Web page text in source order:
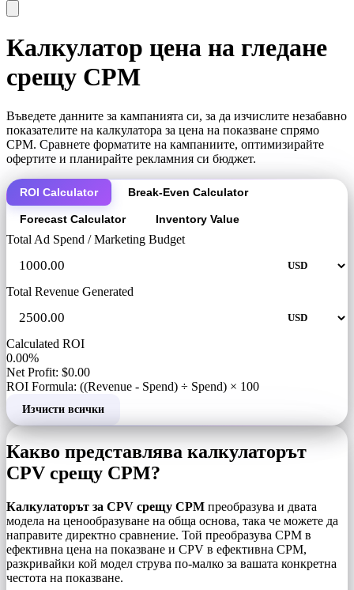
Калкулатор цена на гледане
срещу CPM
Въведете данните за кампанията си, за да изчислите незабавно
показателите на калкулатора за цена на показване спрямо
CPM. Сравнете форматите на кампаниите, оптимизирайте
офертите и планирайте рекламния си бюджет.
ROI Calculator Break-Even Calculator
Forecast Calculator Inventory Value
Total Ad Spend / Marketing Budget
Total Revenue Generated
Calculated ROI
0.00%
Net Profit: $0.00
ROI Formula: ((Revenue - Spend) ÷ Spend) × 100
Изчисти всички
Какво представлява калкулаторът
CPV срещу CPM?
Калкулаторът за CPV срещу CPM преобразува и двата
модела на ценообразуване на обща основа, така че можете да
направите директно сравнение. Той преобразува CPM в
ефективна цена на показване и CPV в ефективна CPM,
разкривайки кой модел струва по-малко за вашата конкретна
честота на показване.